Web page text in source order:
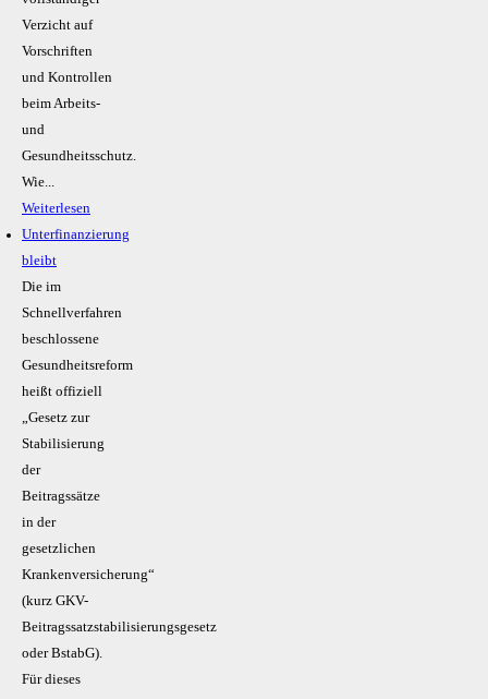
Verzicht auf
Vorschriften
und Kontrollen
beim Arbeits-
und
Gesundheitsschutz.
Wie...
Weiterlesen
Unterfinanzierung
bleibt
Die im
Schnellverfahren
beschlossene
Gesundheitsreform
heißt offiziell
„Gesetz zur
Stabilisierung
der
Beitragssätze
in der
gesetzlichen
Krankenversicherung“
(kurz GKV-
Beitragssatzstabilisierungsgesetz
oder BstabG).
Für dieses